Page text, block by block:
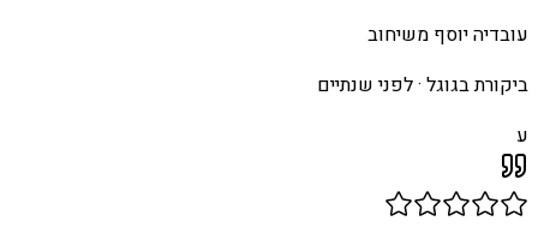
עובדיה יוסף משיחוב
ביקורת בגוגל ·לפני שנתיים
ע